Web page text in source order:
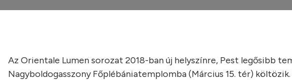
Az Orientale Lumen sorozat 2018-ban új helyszínre, Pest legősibb
Nagyboldogasszony Főplébániatemplomba (Március 15. tér) költözik.